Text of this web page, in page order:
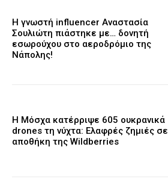
Η γνωστή influencer Αναστασία
Σουλιώτη πιάστηκε με… δονητή
εσωρούχου στο αεροδρόμιο της
Νάπολης!
Η Μόσχα κατέρριψε 605 ουκρανικά
drones τη νύχτα: Ελαφρές ζημιές σε
αποθήκη της Wildberries